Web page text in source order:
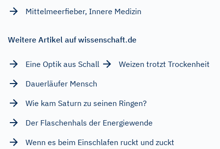
Mittelmeerfieber, Innere Medizin
Weitere Artikel auf wissenschaft.de
Eine Optik aus Schall
Weizen trotzt Trockenheit
Dauerläufer Mensch
Wie kam Saturn zu seinen Ringen?
Der Flaschenhals der Energiewende
Wenn es beim Einschlafen ruckt und zuckt